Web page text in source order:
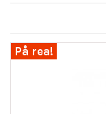
På rea!